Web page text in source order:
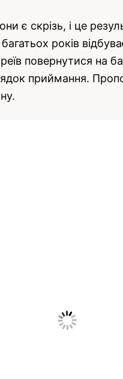
є скрізь, і це
років
повернутися на
приймання.